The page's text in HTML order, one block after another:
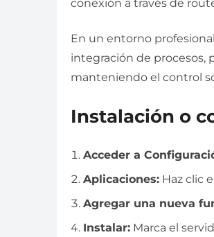
conexión a través de
En un entorno
integración de procesos,
manteniendo el control
Instalación o
Acceder a
Aplicaciones: Haz clic
Agregar una nueva
Instalar: Marca el